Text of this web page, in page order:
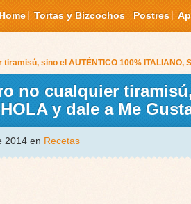
Home Tortas y Bizcochos Postres
sino el AUTÉNTICO 100%
no cualquier
y dale a Me
2014 en Recetas